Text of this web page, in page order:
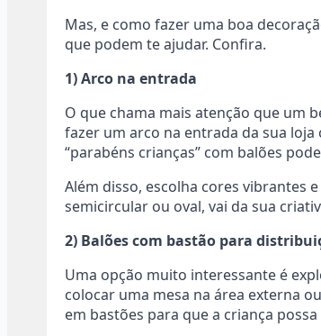
Mas, e como fazer uma boa
que podem te ajudar. Confira.
1) Arco na entrada
O que chama mais atenção que um
fazer um arco na entrada da sua loja
“parabéns crianças” com balões
Além disso, escolha cores vibrantes
semicircular ou oval, vai da sua
2) Balões com bastão para
Uma opção muito interessante é
colocar uma mesa na área externa
em bastões para que a criança